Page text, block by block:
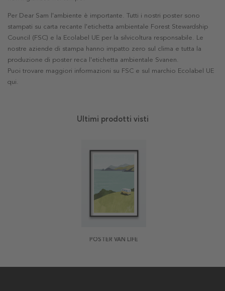
Per Dear Sam l'ambiente è importante. Tutti i nostri poster sono
stampati su carta recante l'etichetta ambientale Forest Stewardship
Council (FSC) e la Ecolabel UE per la silvicoltura responsabile. Le
nostre aziende di stampa hanno impatto zero sul clima e tutta la
produzione di poster reca l'etichetta ambientale Svanen.
Puoi trovare maggiori informazioni su FSC e sul marchio Ecolabel UE
qui.
Ultimi prodotti visti
POSTER VAN LIFE